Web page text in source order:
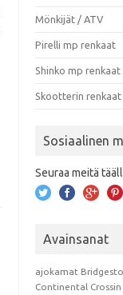
Mönkijät / ATV
Pirelli mp renkaat
Shinko mp renkaat
Skootterin renkaat
Sosiaalinen
Seuraa meitä
Avainsanat
ajokamat
Continental